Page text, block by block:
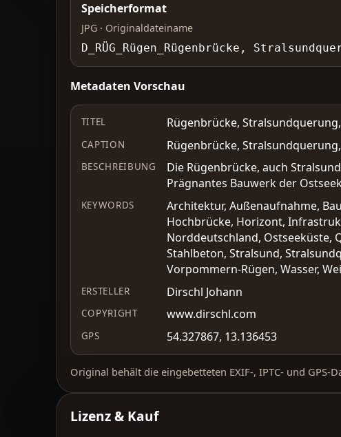
Speicherformat
JPG · Originaldateiname
D_RÜG_Rügen_Rügenbrücke,
Metadaten Vorschau
TITEL Rügenbrücke,
CAPTION Rügenbrücke,
BESCHREIBUNG
Die Rügenbrücke, auch
Prägnantes Bauwerk der
KEYWORDS
Architektur, Außenaufnahme,
Hochbrücke, Horizont,
Norddeutschland, Ostseeküste,
Stahlbeton, Stralsund,
Vorpommern-Rügen, Wasser,
ERSTELLER Dirschl Johann
COPYRIGHT www.dirschl.com
GPS 54.327867, 13.136453
Original behält die eingebetteten EXIF-, IPTC- und GPS-
Lizenz & Kauf